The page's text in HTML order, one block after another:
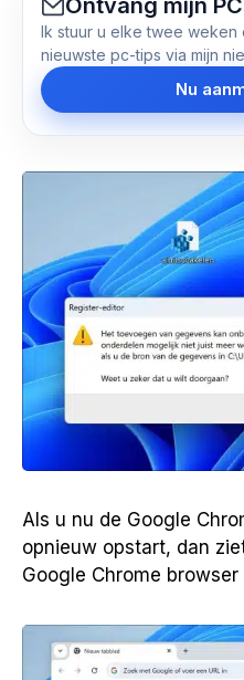
Ontvang mijn
Ik stuur u elke twee
nieuwste pc-tips via mijn
Nu
Als u nu de Google
opnieuw opstart, dan
Google Chrome